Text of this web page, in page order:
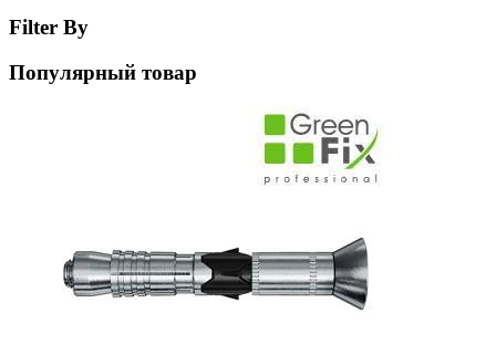
Filter By
Популярный товар